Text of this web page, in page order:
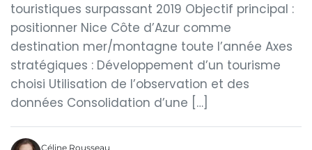
touristiques surpassant 2019 Objectif principal :
positionner Nice Côte d’Azur comme
destination mer/montagne toute l’année Axes
stratégiques : Développement d’un tourisme
choisi Utilisation de l’observation et des
données Consolidation d’une […]
Céline Rousseau